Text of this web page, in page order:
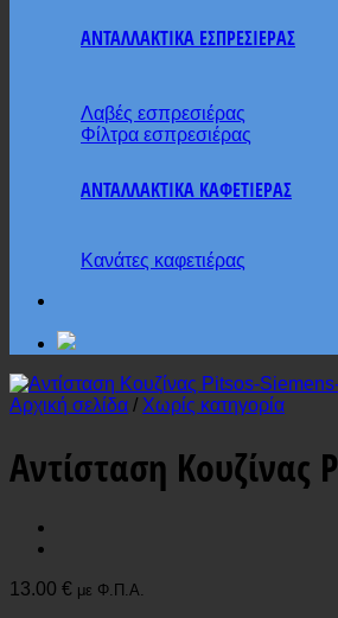
ΑΝΤΑΛΛΑΚΤΙΚΑ ΕΣΠΡΕΣΙΕΡΑΣ
Λαβές εσπρεσιέρας
Φίλτρα εσπρεσιέρας
ΑΝΤΑΛΛΑΚΤΙΚΑ ΚΑΦΕΤΙΕΡΑΣ
Κανάτες καφετιέρας
Αρχική σελίδα / Χωρίς κατηγορία
Αντίσταση Κουζίνας
13.00 € με Φ.Π.Α.